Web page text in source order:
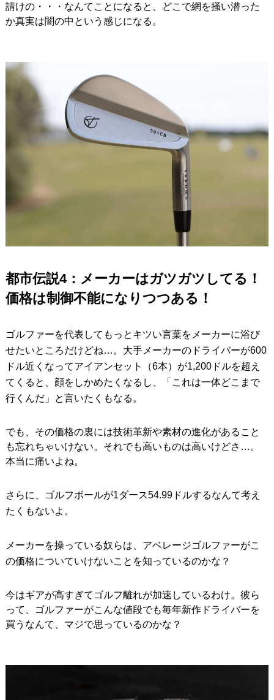
請けの・・・なんてことになると、どこで網を掻い潜った
か真実は闇の中という感じになる。
都市伝説4：メーカーはガツガツしてる！
価格は制御不能になりつつある！
ゴルファーを代表してもっとキツい言葉をメーカーに浴び
せたいところだけどね…。大手メーカーのドライバーが600
ドル近くなってアイアンセット（6本）が1,200ドルを超え
てくると、顔をしかめたくなるし、「これは一体どこまで
行くんだ」と言いたくもなる。
でも、その価格の裏には技術革新や素材の進化があること
も忘れちゃいけない。それでも高いものは高いけどさ…。
本当に痛いよね。
さらに、ゴルフボールが1ダース54.99ドルするなんて考え
たくもないよ。
メーカーを操っている奴らは、アベレージゴルファーがこ
の価格についていけないことを知っているのかな？
今はギアが高すぎてゴルフ離れが加速しているわけ。彼ら
って、ゴルファーがこんな値段でも毎年新作ドライバーを
買うなんて、マジで思っているのかな？